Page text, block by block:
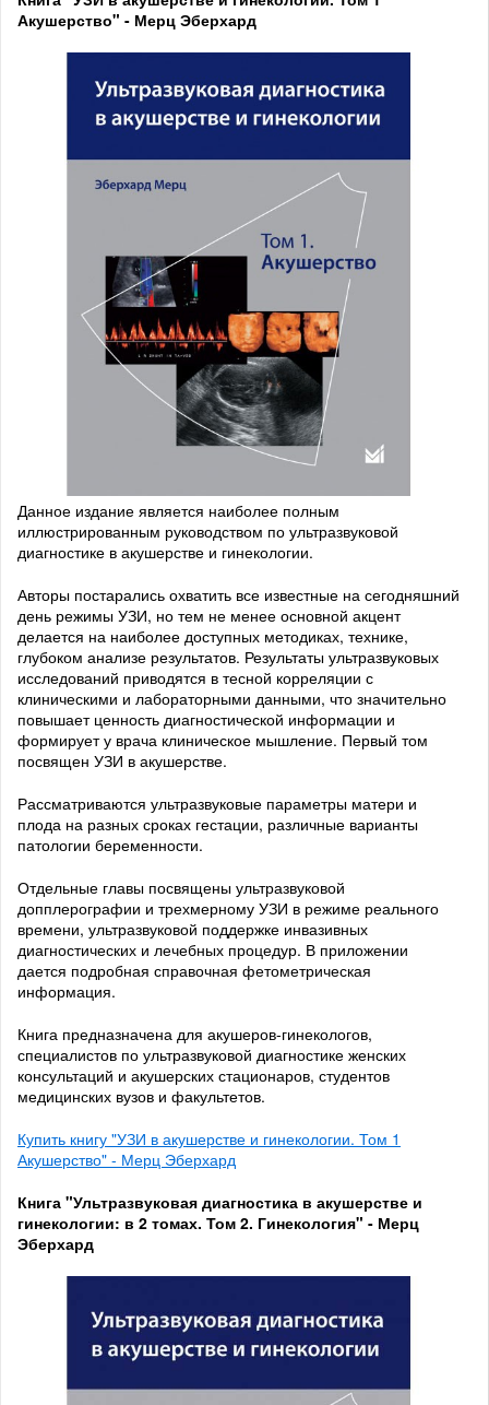
Акушерство" - Мерц Эберхард
Данное издание является наиболее полным
иллюстрированным руководством по ультразвуковой
диагностике в акушерстве и гинекологии.
Авторы постарались охватить все известные на сегодняшний
день режимы УЗИ, но тем не менее основной акцент
делается на наиболее доступных методиках, технике,
глубоком анализе результатов. Результаты ультразвуковых
исследований приводятся в тесной корреляции с
клиническими и лабораторными данными, что значительно
повышает ценность диагностической информации и
формирует у врача клиническое мышление. Первый том
посвящен УЗИ в акушерстве.
Рассматриваются ультразвуковые параметры матери и
плода на разных сроках гестации, различные варианты
патологии беременности.
Отдельные главы посвящены ультразвуковой
допплерографии и трехмерному УЗИ в режиме реального
времени, ультразвуковой поддержке инвазивных
диагностических и лечебных процедур. В приложении
дается подробная справочная фетометрическая
информация.
Книга предназначена для акушеров-гинекологов,
специалистов по ультразвуковой диагностике женских
консультаций и акушерских стационаров, студентов
медицинских вузов и факультетов.
Купить книгу "УЗИ в акушерстве и гинекологии. Том 1
Акушерство" - Мерц Эберхард
Книга "Ультразвуковая диагностика в акушерстве и
гинекологии: в 2 томах. Том 2. Гинекология" - Мерц
Эберхард